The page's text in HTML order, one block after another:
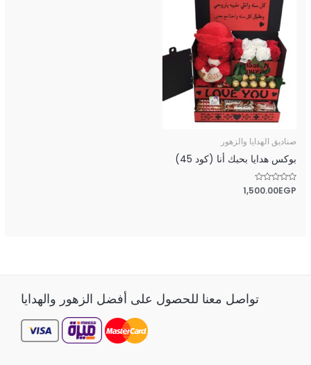
صناديق الهدايا والزهور
بوكس هدايا بحبك أنا (كود 45)
تم
التقييم1,500.00EGP
تواصل معنا للحصول على أفضل الزهور والهدايا